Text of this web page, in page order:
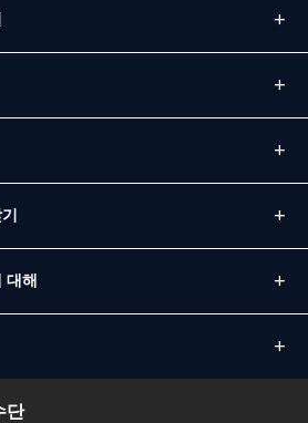
대해
단